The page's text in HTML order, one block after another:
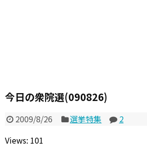
今日の衆院選(090826)
2009/8/26 選挙特集
2
Views: 101